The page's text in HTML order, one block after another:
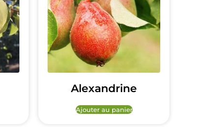
Alexandrine
Ajouter au panier